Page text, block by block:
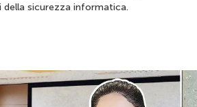
sicurezza informatica.